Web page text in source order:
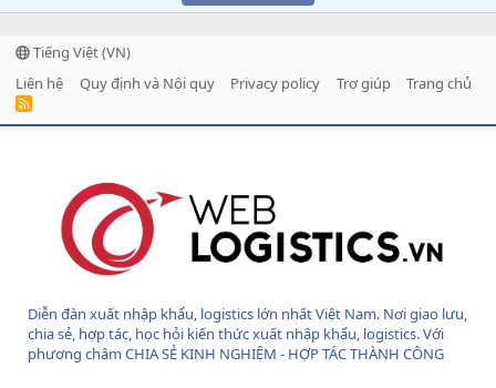
Tiếng Việt (VN)
Liên hệ
Quy định và Nội quy Privacy policy Trợ giúp Trang chủ
R
Diễn đàn xuất nhập khẩu, logistics lớn nhất Việt Nam. Nơi giao lưu,
chia sẻ, hợp tác, học hỏi kiến thức xuất nhập khẩu, logistics. Với
phương châm CHIA SẺ KINH NGHIỆM - HỢP TÁC THÀNH CÔNG